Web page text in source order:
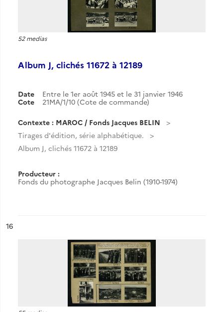
52 medias
Album J, clichés 11672 à 12189
Date
Entre le 1er août 1945 et le 31 janvier 1946
Cote
21MA/1/10 (Cote de commande)
Contexte : MAROC / Fonds Jacques BELIN
Tirages d'édition, série alphabétique.
Album J, clichés 11672 à 12189
Producteur :
Fonds du photographe Jacques Belin (1910-1974)
n°
16